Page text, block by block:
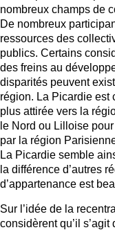
nombreux champs de
De nombreux
ressources des
publics. Certains
des freins au
disparités peuvent
région. La Picardie est
plus attirée vers la
le Nord ou Lilloise
par la région
La Picardie semble
la différence d’autres
d’appartenance est
Sur l’idée de la
considèrent qu’il